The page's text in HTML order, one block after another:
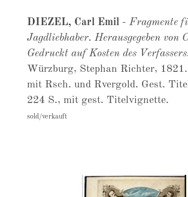
DIEZEL, Carl Emil - Fragmente
Jagdliebhaber. Herausgegeben von
Gedruckt auf Kosten des Verfassers.
Würzburg, Stephan Richter,
mit Rsch. und Rvergold. Gest.
224 S., mit gest. Titelvignette.
sold/verkauft